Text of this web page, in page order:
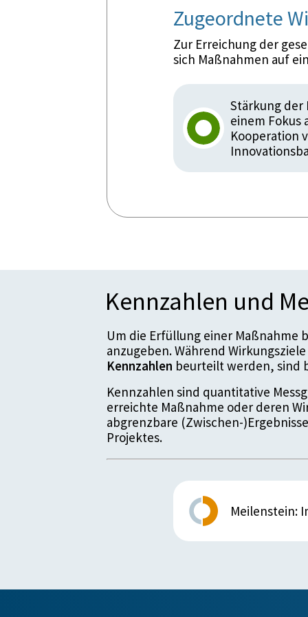
Zugeordnete
Zur Erreichung der
sich Maßnahmen auf
Stärkung
einem Fokus
Kooperation
Kennzahlen und
Um die Erfüllung einer
anzugeben. Während
Kennzahlen beurteilt werden, sind
Kennzahlen sind quantitative
erreichte Maßnahme oder deren
abgrenzbare (Zwischen-
Projektes.
Meilenstein: